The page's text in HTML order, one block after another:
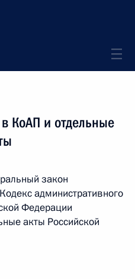
КоАП и отдельные
закон
административного
Федерации
акты Российской